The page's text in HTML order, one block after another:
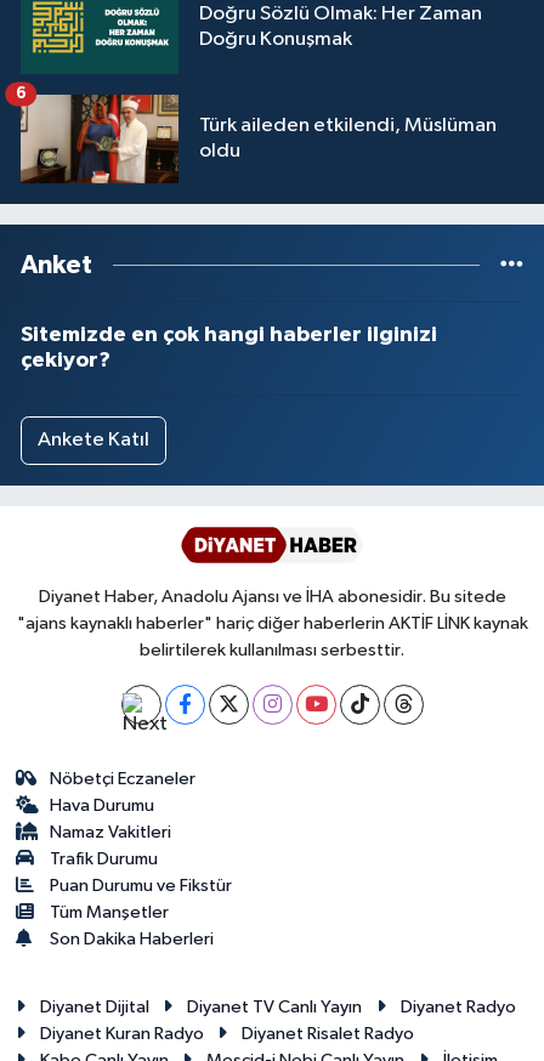
Doğru Sözlü Olmak: Her Zaman
Doğru Konuşmak
Türk aileden etkilendi, Müslüman
oldu
6
Anket
Sitemizde en çok hangi haberler ilginizi
çekiyor?
Ankete Katıl
Diyanet Haber, Anadolu Ajansı ve İHA abonesidir. Bu sitede
"ajans kaynaklı haberler" hariç diğer haberlerin AKTİF LİNK kaynak
belirtilerek kullanılması serbesttir.
Nöbetçi Eczaneler
Hava Durumu
Namaz Vakitleri
Trafik Durumu
Puan Durumu ve Fikstür
Tüm Manşetler
Son Dakika Haberleri
Diyanet Dijital Diyanet TV Canlı Yayın
Diyanet Radyo
Diyanet Kuran Radyo
Diyanet Risalet Radyo
Şanlıurfa Müftülüğü
Şırnak Müftülüğü
Tekirdağ Müftülüğü
Tunceli Müftülüğü
Uşak Müftülüğü
Van Müftülüğü
Yalova Müftülüğü
Yozgat Müftülüğü